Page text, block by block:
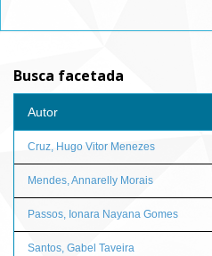
Busca facetada
Autor
Cruz, Hugo Vitor Menezes
Mendes, Annarelly Morais
Passos, Ionara Nayana Gomes
Santos, Gabel Taveira